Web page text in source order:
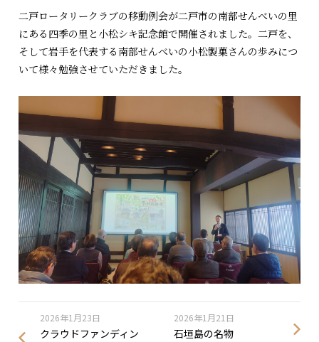
二戸ロータリークラブの移動例会が二戸市の南部せんべいの里
にある四季の里と小松シキ記念館で開催されました。二戸を、
そして岩手を代表する南部せんべいの小松製菓さんの歩みにつ
いて様々勉強させていただきました。
2026年1月23日
クラウドファンディン
2026年1月21日
石垣島の名物